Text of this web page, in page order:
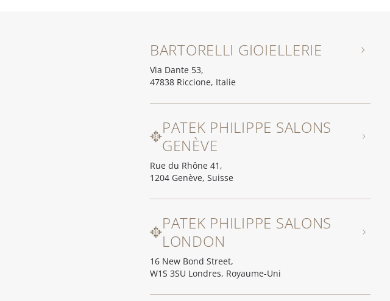
BARTORELLI GIOIELLERIE
Via Dante 53,
47838 Riccione, Italie
PATEK PHILIPPE SALONS
GENÈVE
Rue du Rhône 41,
1204 Genève, Suisse
PATEK PHILIPPE SALONS
LONDON
16 New Bond Street,
W1S 3SU Londres, Royaume-Uni